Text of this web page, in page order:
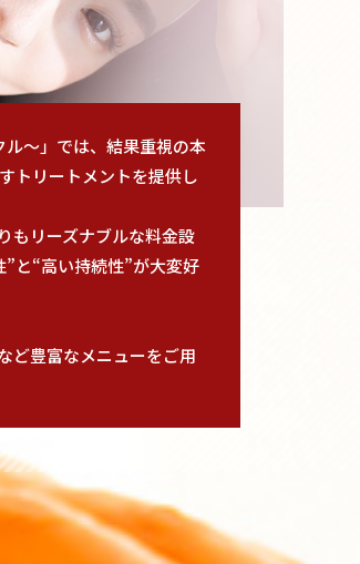
～」では、結果重視の本
トリートメントを提供し
もリーズナブルな料金設
と“高い持続性”が大変好
ど豊富なメニューをご用